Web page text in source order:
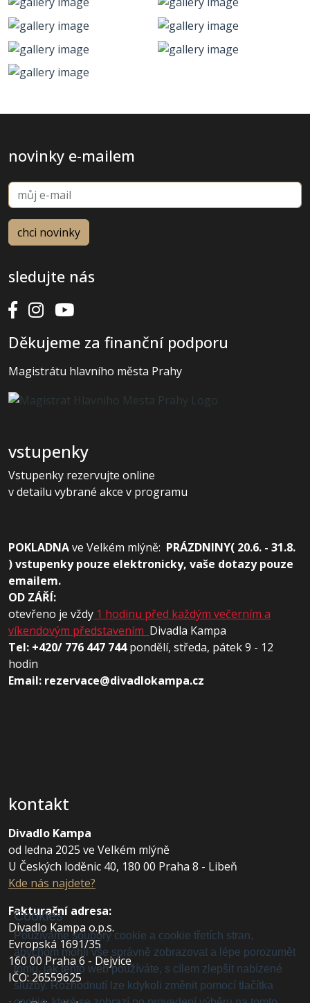
novinky e-mailem
sledujte nás
Děkujeme za finanční podporu
Magistrátu hlavního města Prahy
vstupenky
Vstupenky rezervujte online
v detailu vybrané akce v programu
POKLADNAve Velkém mlýně: PRÁZDNINY( 20.6. - 31.8.
) vstupenky pouze elektronicky, vaše dotazy pouze
emailem.
OD ZÁŘÍ:
otevřeno je vždy 1 hodinu před každým večerním a
víkendovým představením Divadla Kampa
Tel: +420/ 776 447 744pondělí, středa, pátek 9 - 12
hodin
Email: rezervace@divadlokampa.cz
kontakt
Divadlo Kampa
od ledna 2025 ve Velkém mlýně
U Českých loděnic 40, 180 00 Praha 8 - Libeň
Kde nás najdete?
Fakturační adresa:
Divadlo Kampa o.p.s.
Evropská 1691/35
160 00 Praha 6 - Dejvice
IČO: 26559625
Cookies
Používáme soubory cookie a cookie třetích stran,
abychom mohli vše správně zobrazovat a lépe porozumět
tomu, jak tento web používáte, s cílem zlepšit nabízené
služby. Rozhodnutí lze kdykoli změnit pomocí tlačítka